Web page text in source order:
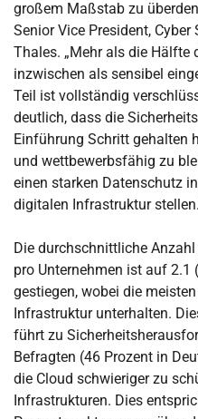
großem Maßstab zu
Senior Vice President,
Thales. „Mehr als die Hälfte
inzwischen als sensibel
Teil ist vollständig
deutlich, dass die
Einführung Schritt gehalten
und wettbewerbsfähig zu
einen starken Datenschutz
digitalen Infrastruktur
Die durchschnittliche
pro Unternehmen ist auf 2.1
gestiegen, wobei die
Infrastruktur unterhalten.
führt zu
Befragten (46 Prozent in
die Cloud schwieriger zu
Infrastrukturen. Dies